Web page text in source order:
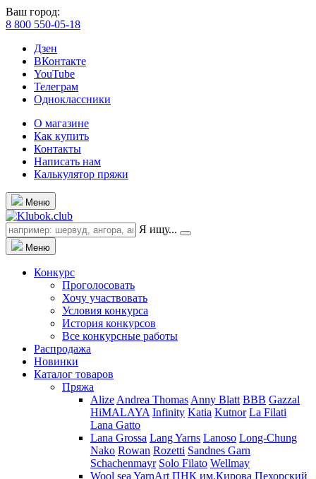
Ваш город:
8 800 550-05-18
Дзен
ВКонтакте
YouTube
Телеграм
Одноклассники
О магазине
Как купить
Контакты
Написать нам
Калькулятор пряжи
Меню
Я ищу...
Меню
Конкурс
Проголосовать
Хочу участвовать
Условия конкурса
История конкурсов
Все конкурсные работы
Распродажа
Новинки
Каталог товаров
Пряжа
Alize Andrea Thomas Anny Blatt BBB Gazzal
HiMALAYA Infinity Katia Kutnor La Filati
Lana Gatto
Lana Grossa Lang Yarns Lanoso Long-Chung
Nako Rowan Rozetti Sandnes Garn
Schachenmayr Solo Filato Wellmay
Wool sea YarnArt ПНК им.Кирова Пехорский